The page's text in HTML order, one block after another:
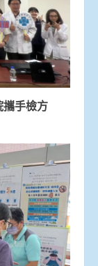
攜手檢方